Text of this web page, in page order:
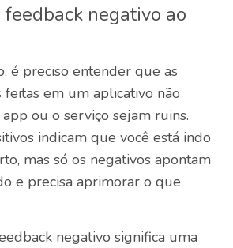
feedback negativo ao
é preciso entender que as
feitas em um aplicativo não
ou o serviço sejam ruins.
indicam que você está indo
mas só os negativos apontam
e precisa aprimorar o que
negativo significa uma